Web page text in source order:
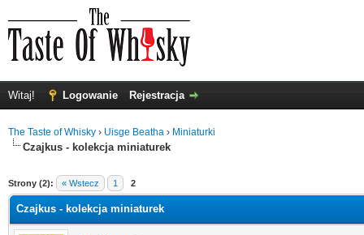
Witaj! Logowanie Rejestracja
The Taste of Whisky › Uisge Beatha › Miniaturki
Czajkus - kolekcja miniaturek
Strony (2): « Wstecz 1 2
Czajkus - kolekcja miniaturek